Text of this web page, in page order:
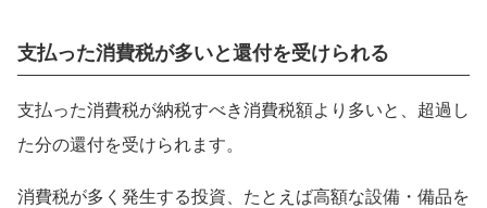
支払った消費税が多いと還付を受けられる
支払った消費税が納税すべき消費税額より多いと、超過し
た分の還付を受けられます。
消費税が多く発生する投資、たとえば高額な設備・備品を